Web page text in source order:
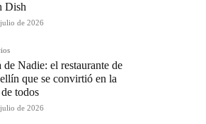
Dish
de 2026
de Nadie: el restaurante de
que se convirtió en la
de todos
de 2026